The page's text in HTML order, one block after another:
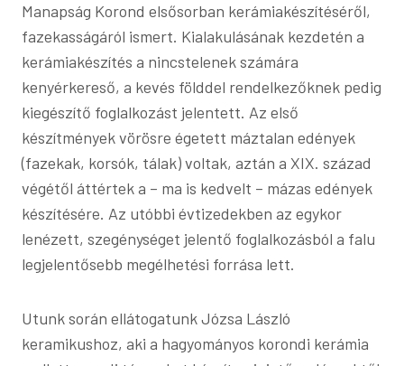
Manapság Korond elsősorban kerámiakészítéséről,
fazekasságáról ismert. Kialakulásának kezdetén a
kerámiakészítés a nincstelenek számára
kenyérkereső, a kevés földdel rendelkezőknek pedig
kiegészítő foglalkozást jelentett. Az első
készítmények vörösre égetett máztalan edények
(fazekak, korsók, tálak) voltak, aztán a XIX. század
végétől áttértek a – ma is kedvelt – mázas edények
készítésére. Az utóbbi évtizedekben az egykor
lenézett, szegénységet jelentő foglalkozásból a falu
legjelentősebb megélhetési forrása lett.
Utunk során ellátogatunk Józsa László
keramikushoz, aki a hagyományos korondi kerámia